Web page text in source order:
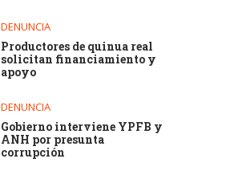
DENUNCIA
Productores de quinua real
solicitan financiamiento y
apoyo
DENUNCIA
Gobierno interviene YPFB y
ANH por presunta
corrupción